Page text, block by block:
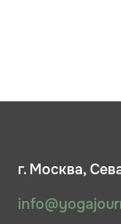
г. Москва,